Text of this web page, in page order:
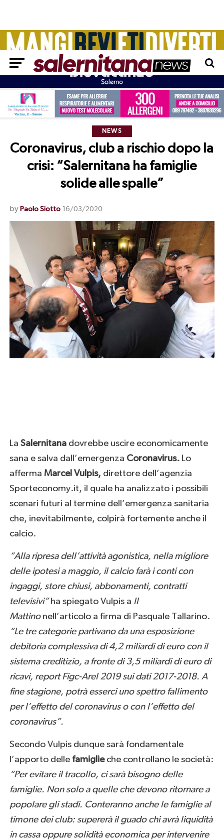
NEWS
Coronavirus, club a rischio dopo la
crisi: “Salernitana ha famiglie
solide alle spalle”
by Paolo Siotto 16/03/2020
La Salernitana dovrebbe uscire economicamente
sana e salva dall’emergenza Coronavirus. Lo
afferma Marcel Vulpis, direttore dell’agenzia
Sporteconomy.it, il quale ha analizzato i possibili
scenari futuri al termine dell’emergenza sanitaria
che, inevitabilmente, colpirà fortemente anche il
calcio.
“Alla ripresa dell’attività agonistica, nella migliore
delle ipotesi a maggio, il calcio farà i conti con
ingaggi, store chiusi, abbonamenti, contratti
televisivi”ha spiegato Vulpis a Il
Mattino nell’articolo a firma di Pasquale Tallarino.
“Le tre categorie partivano da una esposizione
debitoria complessiva di 4,2 miliardi di euro con il
sistema creditizio, a fronte di 3,5 miliardi di euro di
ricavi, report Figc-Arel 2019 sui dati 2017-2018. A
fine stagione, potrà esserci uno spettro fallimento
per l’effetto del coronavirus o con l’effetto del
coronavirus”.
Secondo Vulpis dunque sarà fondamentale
l’apporto delle famiglieche controllano le società:
“Per evitare il tracollo, ci sarà bisogno delle
famiglie. Non solo a quelle che devono ritornare a
popolare gli stadi. Conteranno anche le famiglie al
timone dei club: supererà il guado chi avrà liquidità
in cassa oppure solidità economica per intervenire